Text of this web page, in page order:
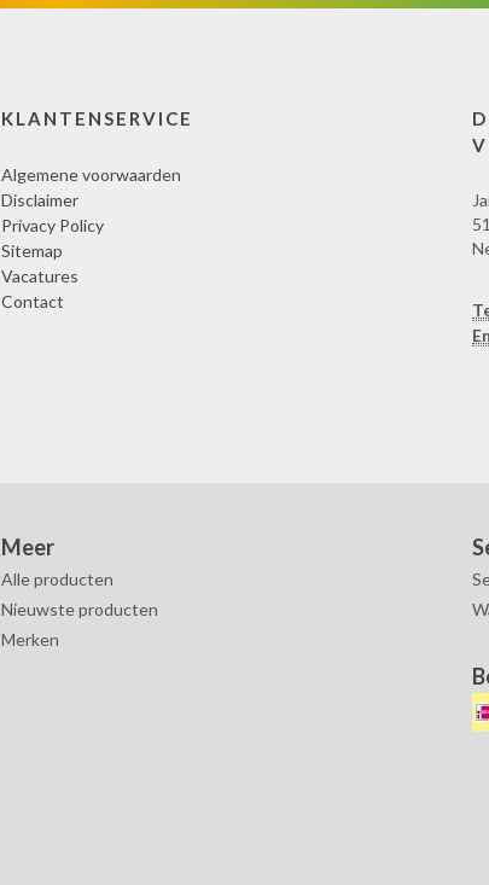
KLANTENSERVICE
Algemene voorwaarden
Disclaimer
Privacy Policy
Sitemap
Vacatures
Contact
Meer
Alle producten
Nieuwste producten
Merken